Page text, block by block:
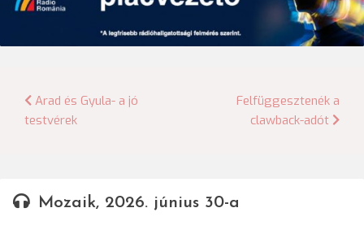
Bejegyzés
Arad és Gyula- a jó
testvérek
Felfüggesztenék a
clawback-adót
Mozaik, 2026. június 30-a